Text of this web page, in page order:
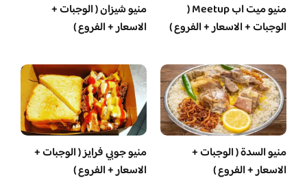
منيو ميت اب Meetup (
الوجبات + الاسعار + الفروع )
منيو شيزان ( الوجبات +
الاسعار + الفروع )
منيو السدة ( الوجبات +
الاسعار + الفروع )
منيو جوبي فرايز ( الوجبات +
الاسعار + الفروع )